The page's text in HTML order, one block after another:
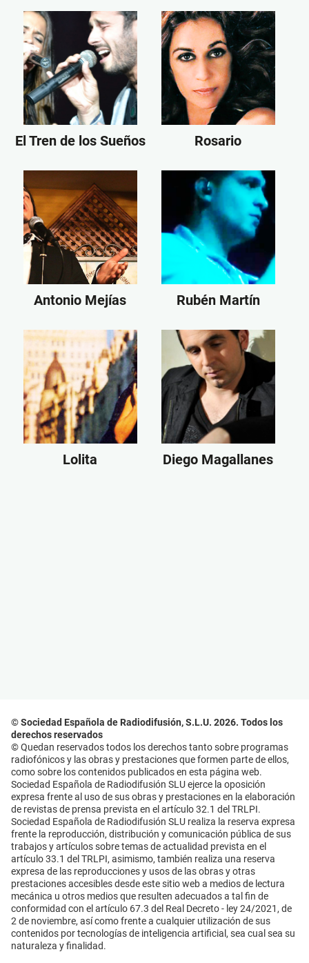
El Tren de los Sueños Rosario
Antonio Mejías Rubén Martín
Lolita Diego Magallanes
© Sociedad Española de Radiodifusión, S.L.U. 2026. Todos los
derechos reservados
© Quedan reservados todos los derechos tanto sobre programas
radiofónicos y las obras y prestaciones que formen parte de ellos,
como sobre los contenidos publicados en esta página web.
Sociedad Española de Radiodifusión SLU ejerce la oposición
expresa frente al uso de sus obras y prestaciones en la elaboración
de revistas de prensa prevista en el artículo 32.1 del TRLPI.
Sociedad Española de Radiodifusión SLU realiza la reserva expresa
frente la reproducción, distribución y comunicación pública de sus
trabajos y artículos sobre temas de actualidad prevista en el
artículo 33.1 del TRLPI, asimismo, también realiza una reserva
expresa de las reproducciones y usos de las obras y otras
prestaciones accesibles desde este sitio web a medios de lectura
mecánica u otros medios que resulten adecuados a tal fin de
conformidad con el artículo 67.3 del Real Decreto - ley 24/2021, de
2 de noviembre, así como frente a cualquier utilización de sus
contenidos por tecnologías de inteligencia artificial, sea cual sea su
naturaleza y finalidad.